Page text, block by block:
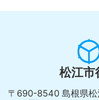
松江市
〒690-8540 島根県